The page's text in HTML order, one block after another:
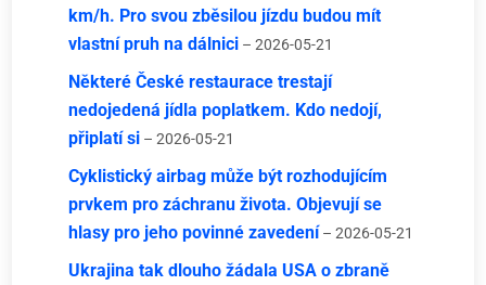
km/h. Pro svou zběsilou jízdu budou mít
vlastní pruh na dálnici – 2026-05-21
Některé České restaurace trestají
nedojedená jídla poplatkem. Kdo nedojí,
připlatí si – 2026-05-21
Cyklistický airbag může být rozhodujícím
prvkem pro záchranu života. Objevují se
hlasy pro jeho povinné zavedení – 2026-05-21
Ukrajina tak dlouho žádala USA o zbraně